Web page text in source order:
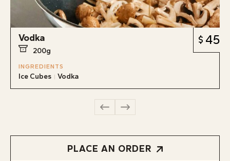
Vodka
200g
45
INGREDIENTS
Ice Cubes Vodka
PLACE AN ORDER